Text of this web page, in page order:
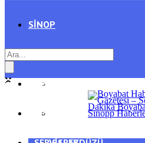
SINOP
AYANCIK
GENEL
SPOR